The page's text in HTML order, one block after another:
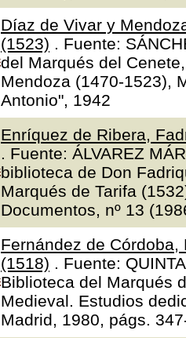
Díaz de Vivar y
(1523) . Fuente:
del Marqués del
Mendoza (1470-1523),
Antonio", 1942
Enríquez de Ribera,
. Fuente: ÁLVAREZ
biblioteca de Don
Marqués de Tarifa
Documentos, nº 13
Fernández de
(1518) . Fuente:
Biblioteca del Marqués
Medieval. Estudios
Madrid, 1980, págs.